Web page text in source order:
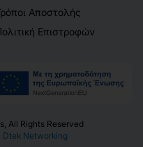
Αποστολής
Επιστροφών
All Rights Reserved
Dtek Networking